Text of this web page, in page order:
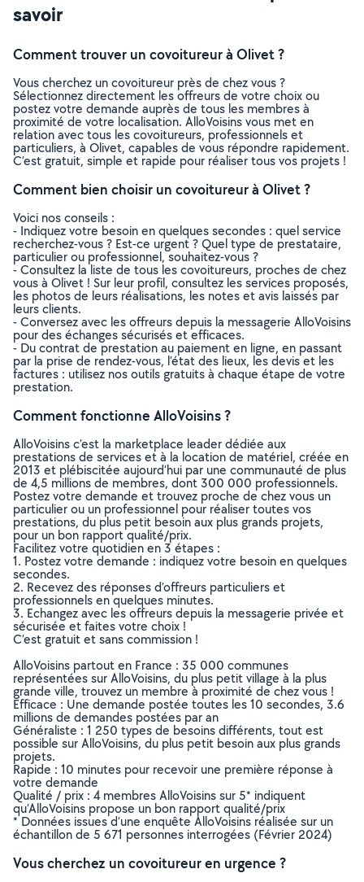
savoir
Comment trouver un covoitureur à Olivet ?
Vous cherchez un covoitureur près de chez vous ?
Sélectionnez directement les offreurs de votre choix ou
postez votre demande auprès de tous les membres à
proximité de votre localisation. AlloVoisins vous met en
relation avec tous les covoitureurs, professionnels et
particuliers, à Olivet, capables de vous répondre rapidement.
C’est gratuit, simple et rapide pour réaliser tous vos projets !
Comment bien choisir un covoitureur à Olivet ?
Voici nos conseils :
- Indiquez votre besoin en quelques secondes : quel service
recherchez-vous ? Est-ce urgent ? Quel type de prestataire,
particulier ou professionnel, souhaitez-vous ?
- Consultez la liste de tous les covoitureurs, proches de chez
vous à Olivet ! Sur leur profil, consultez les services proposés,
les photos de leurs réalisations, les notes et avis laissés par
leurs clients.
- Conversez avec les offreurs depuis la messagerie AlloVoisins
pour des échanges sécurisés et efficaces.
- Du contrat de prestation au paiement en ligne, en passant
par la prise de rendez-vous, l’état des lieux, les devis et les
factures : utilisez nos outils gratuits à chaque étape de votre
prestation.
Comment fonctionne AlloVoisins ?
AlloVoisins c’est la marketplace leader dédiée aux
prestations de services et à la location de matériel, créée en
2013 et plébiscitée aujourd’hui par une communauté de plus
de 4,5 millions de membres, dont 300 000 professionnels.
Postez votre demande et trouvez proche de chez vous un
particulier ou un professionnel pour réaliser toutes vos
prestations, du plus petit besoin aux plus grands projets,
pour un bon rapport qualité/prix.
Facilitez votre quotidien en 3 étapes :
1. Postez votre demande : indiquez votre besoin en quelques
secondes.
2. Recevez des réponses d’offreurs particuliers et
professionnels en quelques minutes.
3. Echangez avec les offreurs depuis la messagerie privée et
sécurisée et faites votre choix !
C’est gratuit et sans commission !
AlloVoisins partout en France : 35 000 communes
représentées sur AlloVoisins, du plus petit village à la plus
grande ville, trouvez un membre à proximité de chez vous !
Efficace : Une demande postée toutes les 10 secondes, 3.6
millions de demandes postées par an
Généraliste : 1 250 types de besoins différents, tout est
possible sur AlloVoisins, du plus petit besoin aux plus grands
projets.
Rapide : 10 minutes pour recevoir une première réponse à
votre demande
Qualité / prix : 4 membres AlloVoisins sur 5* indiquent
qu’AlloVoisins propose un bon rapport qualité/prix
* Données issues d’une enquête AlloVoisins réalisée sur un
échantillon de 5 671 personnes interrogées (Février 2024)
Vous cherchez un covoitureur en urgence ?